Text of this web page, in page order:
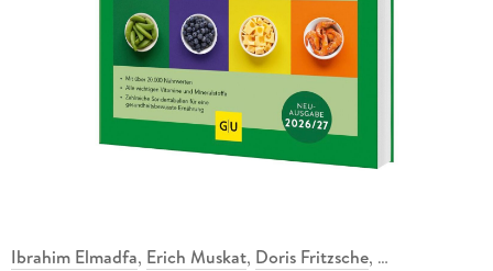
Ibrahim Elmadfa, Erich Muskat, Doris Fritzsche,